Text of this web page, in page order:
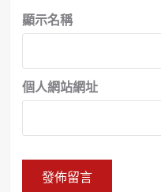
顯示名稱
個人網站網址